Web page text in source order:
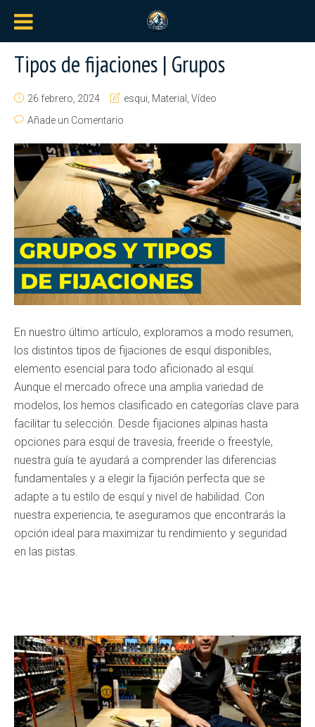
Tipos de fijaciones | Grupos
26 febrero, 2024 esqui Material
Vídeo
Añade un Comentario
En nuestro último artículo, exploramos a modo resumen,
los distintos tipos de fijaciones de esquí disponibles,
elemento esencial para todo aficionado al esquí.
Aunque el mercado ofrece una amplia variedad de
modelos, los hemos clasificado en categorías clave para
facilitar tu selección. Desde fijaciones alpinas hasta
opciones para esquí de travesía, freeride o freestyle,
nuestra guía te ayudará a comprender las diferencias
fundamentales y a elegir la fijación perfecta que se
adapte a tu estilo de esquí y nivel de habilidad. Con
nuestra experiencia, te aseguramos que encontrarás la
opción ideal para maximizar tu rendimiento y seguridad
en las pistas.